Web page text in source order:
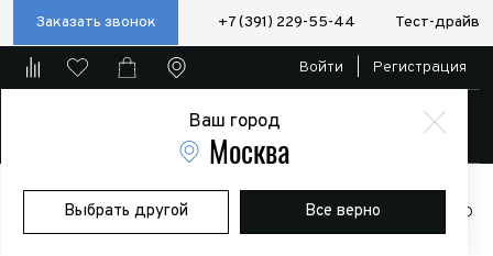
Заказать звонок +7 (391) 229-55-44 Тест-драйв
Ваш город
Москва
Выбрать другой Все верно
Войти Регистрация
Главная Магазин Дополнительное оборудование
Доп.
Светодиодная фара дальнего света РИФ 1010 мм 240W LED
(уценка)